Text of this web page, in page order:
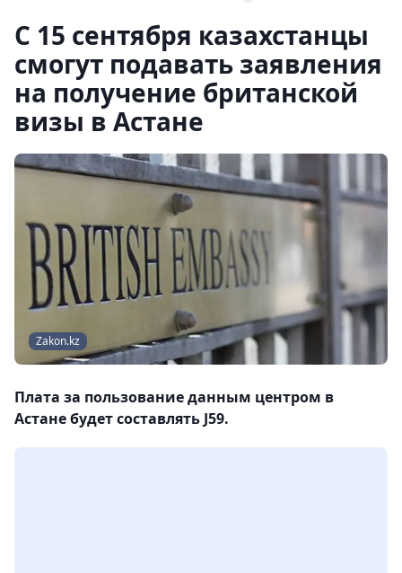
С 15 сентября казахстанцы
смогут подавать заявления
на получение британской
визы в Астане
Zakon.kz
Плата за пользование данным центром в
Астане будет составлять Ј59.